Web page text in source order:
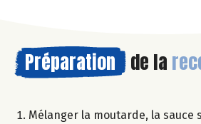
Préparation de la
Mélanger la moutarde, la sauce